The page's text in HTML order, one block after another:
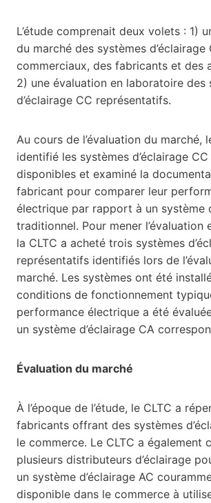
L’étude comprenait deux volets : 1)
du marché des systèmes d’éclairage
commerciaux, des fabricants et des
2) une évaluation en laboratoire des
d’éclairage CC représentatifs.
Au cours de l’évaluation du marché,
identifié les systèmes d’éclairage
disponibles et examiné la
fabricant pour comparer leur
électrique par rapport à un système
traditionnel. Pour mener l’évaluation
la CLTC a acheté trois systèmes
représentatifs identifiés lors de
marché. Les systèmes ont été
conditions de fonctionnement
performance électrique a été
un système d’éclairage CA
Évaluation du marché
À l’époque de l’étude, le CLTC a
fabricants offrant des systèmes
le commerce. Le CLTC a également
plusieurs distributeurs d’éclairage
un système d’éclairage AC
disponible dans le commerce à